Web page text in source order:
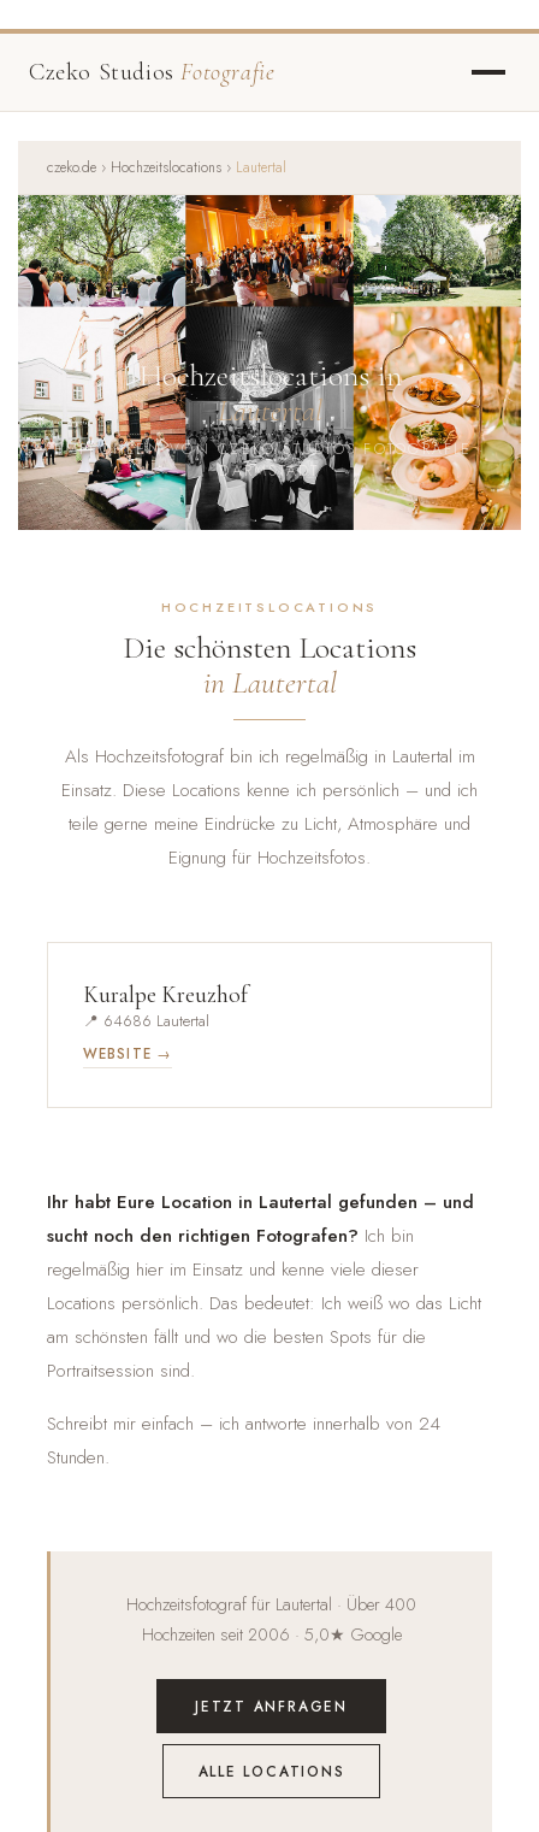
Czeko StudiosFotografie
czeko.de › Hochzeitslocations › Lautertal
Hochzeitslocations in
Lautertal
EMPFOHLEN VON CZEKO STUDIOS FOTOGRAFIE ·
DARMSTADT
HOCHZEITSLOCATIONS
Die schönsten Locations
in Lautertal
Als Hochzeitsfotograf bin ich regelmäßig in Lautertal im
Einsatz. Diese Locations kenne ich persönlich – und ich
teile gerne meine Eindrücke zu Licht, Atmosphäre und
Eignung für Hochzeitsfotos.
Kuralpe Kreuzhof
📍 64686 Lautertal
WEBSITE →
Ihr habt Eure Location in Lautertal gefunden – und
sucht noch den richtigen Fotografen? Ich bin
regelmäßig hier im Einsatz und kenne viele dieser
Locations persönlich. Das bedeutet: Ich weiß wo das Licht
am schönsten fällt und wo die besten Spots für die
Portraitsession sind.
Schreibt mir einfach – ich antworte innerhalb von 24
Stunden.
Hochzeitsfotograf für Lautertal · Über 400
Hochzeiten seit 2006 · 5,0★ Google
JETZT ANFRAGEN
ALLE LOCATIONS